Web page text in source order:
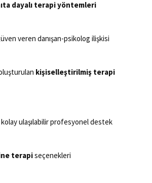
dayalı terapi yöntemleri
veren danışan-psikolog ilişkisi
kişiselleştirilmiş terapi
ulaşılabilir profesyonel destek
terapiseçenekleri